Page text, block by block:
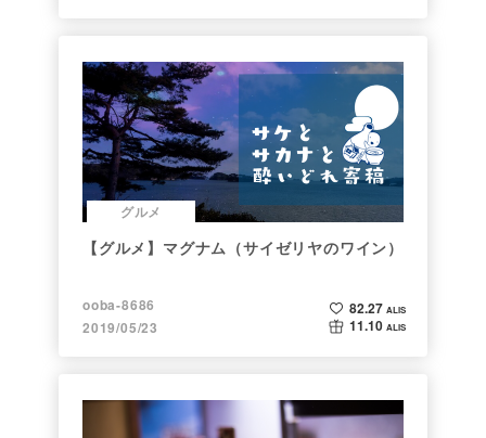
グルメ
【グルメ】マグナム（サイゼリヤのワイン）
ooba-8686
2019/05/23
82.27 ALIS
11.10 ALIS